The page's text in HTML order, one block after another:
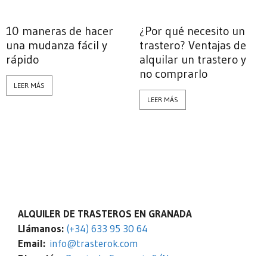
10 maneras de hacer
una mudanza fácil y
rápido
LEER MÁS
¿Por qué necesito un
trastero? Ventajas de
alquilar un trastero y
no comprarlo
LEER MÁS
ALQUILER DE TRASTEROS EN GRANADA
Llámanos: (+34) 633 95 30 64
Email: info@trasterok.com